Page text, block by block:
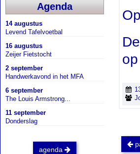
Agenda
14 augustus
Levend Tafelvoetbal
16 augustus
Zeijer Fietstocht
2 september
Handwerkavond in het MFA
6 september
The Louis Armstrong...
11 september
Donderslag
agenda